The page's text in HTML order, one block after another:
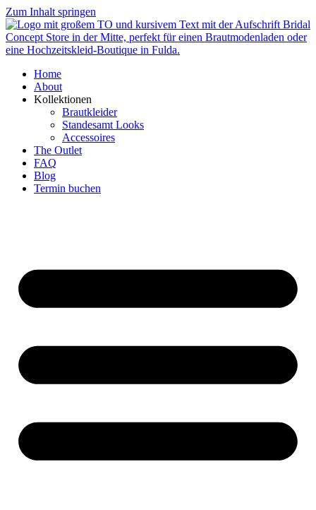
Zum Inhalt springen
Home
About
Kollektionen
Brautkleider
Standesamt Looks
Accessoires
The Outlet
FAQ
Blog
Termin buchen